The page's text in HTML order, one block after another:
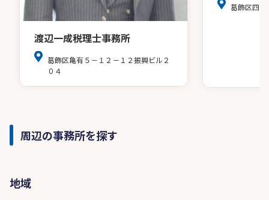
渡辺一成税理士事務所
葛飾区亀有５－１２－１２振興ビル２
０４
葛飾区四つ
周辺の事務所を探す
地域